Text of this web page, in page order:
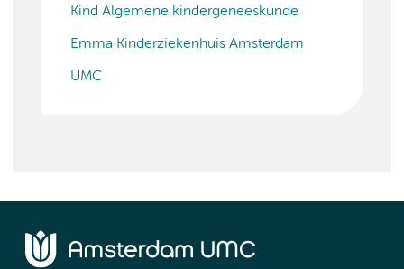
Kind Algemene kindergeneeskunde
Emma Kinderziekenhuis Amsterdam
UMC